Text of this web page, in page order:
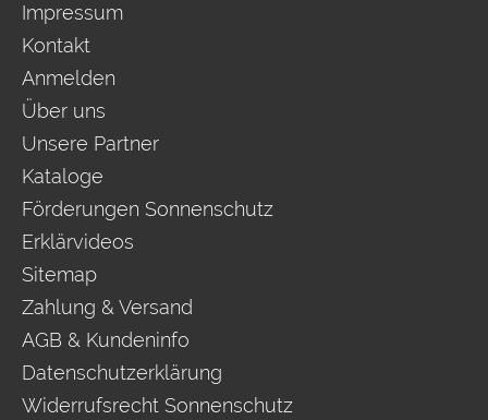
Impressum
Kontakt
Anmelden
Über uns
Unsere Partner
Kataloge
Förderungen Sonnenschutz
Erklärvideos
Sitemap
Zahlung & Versand
AGB & Kundeninfo
Datenschutzerklärung
Widerrufsrecht Sonnenschutz